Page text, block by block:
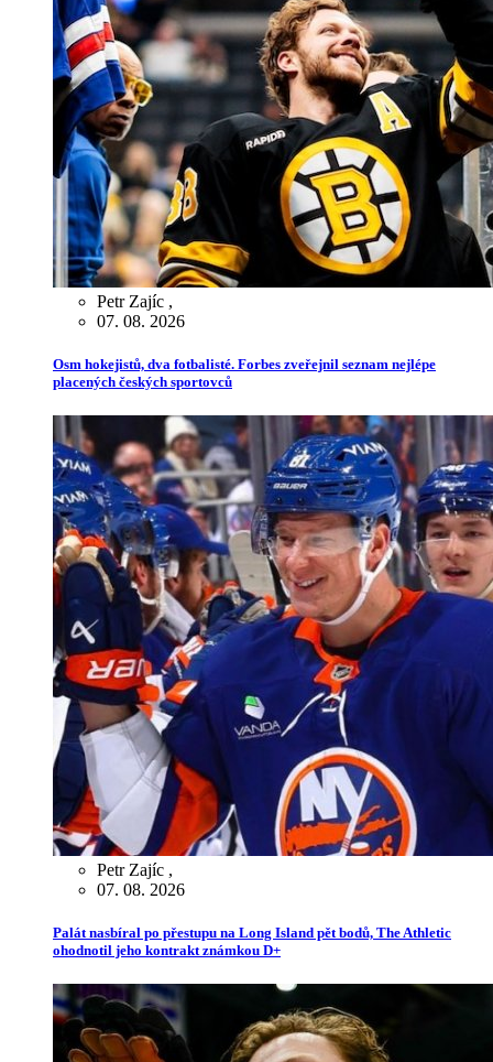
Petr Zajíc ,
07. 08. 2026
Osm hokejistů, dva fotbalisté. Forbes zveřejnil seznam nejlépe
placených českých sportovců
Petr Zajíc ,
07. 08. 2026
Palát nasbíral po přestupu na Long Island pět bodů, The Athletic
ohodnotil jeho kontrakt známkou D+